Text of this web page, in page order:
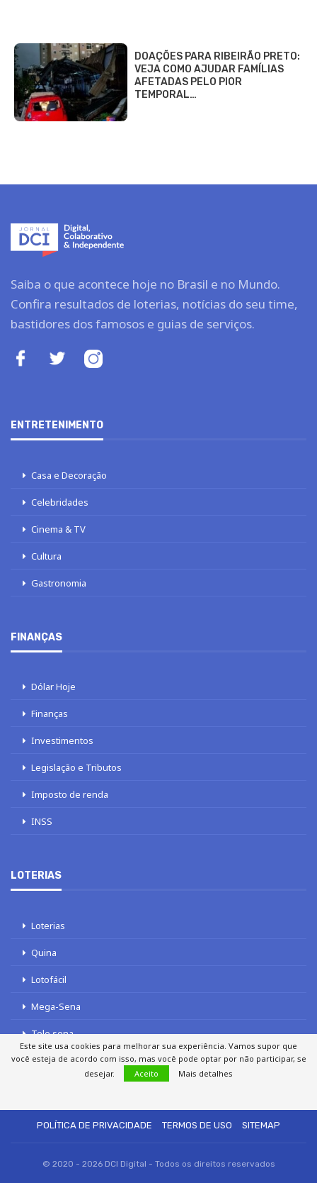
DOAÇÕES PARA RIBEIRÃO PRETO:
VEJA COMO AJUDAR FAMÍLIAS
AFETADAS PELO PIOR
TEMPORAL…
Saiba o que acontece hoje no Brasil e no Mundo.
Confira resultados de loterias, notícias do seu time,
bastidores dos famosos e guias de serviços.
ENTRETENIMENTO
Casa e Decoração
Celebridades
Cinema & TV
Cultura
Gastronomia
FINANÇAS
Dólar Hoje
Finanças
Investimentos
Legislação e Tributos
Imposto de renda
INSS
LOTERIAS
Loterias
Quina
Lotofácil
Mega-Sena
Tele sena
POLÍTICA DE PRIVACIDADE
TERMOS DE USO SITEMAP
© 2020 - 2026 DCI Digital - Todos os direitos reservados
Este site usa cookies para melhorar sua experiência. Vamos supor que
você esteja de acordo com isso, mas você pode optar por não participar, se
desejar.
Aceito Mais detalhes